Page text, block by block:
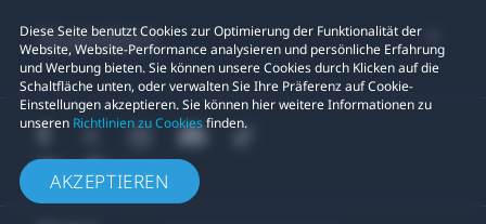
Diese Seite benutzt Cookies zur Optimierung der Funktionalität der
Website, Website-Performance analysieren und persönliche Erfahrung
und Werbung bieten. Sie können unsere Cookies durch Klicken auf die
Schaltfläche unten, oder verwalten Sie Ihre Präferenz auf Cookie-
Einstellungen akzeptieren. Sie können hier weitere Informationen zu
unseren Richtlinien zu Cookiesfinden.
AKZEPTIEREN
Standort